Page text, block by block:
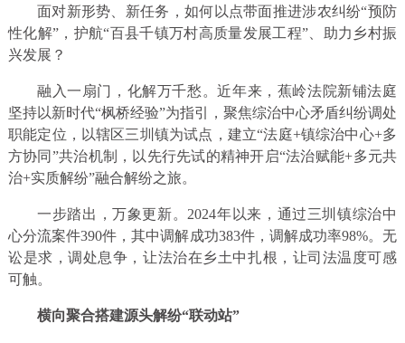
面对新形势、新任务，如何以点带面推进涉农纠纷“预防
性化解”，护航“百县千镇万村高质量发展工程”、助力乡村振
兴发展？
融入一扇门，化解万千愁。近年来，蕉岭法院新铺法庭
坚持以新时代“枫桥经验”为指引，聚焦综治中心矛盾纠纷调处
职能定位，以辖区三圳镇为试点，建立“法庭+镇综治中心+多
方协同”共治机制，以先行先试的精神开启“法治赋能+多元共
治+实质解纷”融合解纷之旅。
一步踏出，万象更新。2024年以来，通过三圳镇综治中
心分流案件390件，其中调解成功383件，调解成功率98%。无
讼是求，调处息争，让法治在乡土中扎根，让司法温度可感
可触。
横向聚合搭建源头解纷“联动站”